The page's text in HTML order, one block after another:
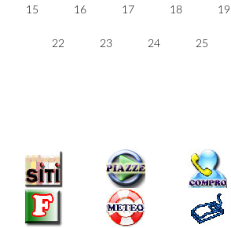
15 16 17 18 19
22 23 24 25